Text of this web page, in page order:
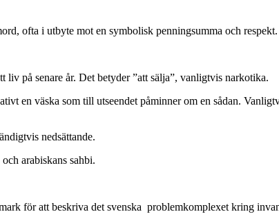
ofta i utbyte mot en symbolisk penningsumma och
på senare år. Det betyder ”att sälja”, vanligtvis narkotika.
en väska som till utseendet påminner om en sådan.
nedsättande.
arabiskans sahbi.
för att beskriva det svenska problemkomplexet kring